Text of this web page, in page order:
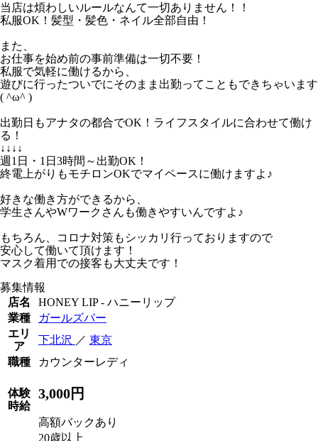
当店は煩わしいルールなんて一切ありません！！
私服OK！髪型・髪色・ネイル全部自由！
また、
お仕事を始め前の事前準備は一切不要！
私服で気軽に働けるから、
遊びに行ったついでにそのまま出勤ってこともできちゃいます
( ^ω^ )
出勤日もアナタの都合でOK！ライフスタイルに合わせて働け
る！
↓↓↓↓
週1日・1日3時間～出勤OK！
終電上がりもモチロンOKでマイペースに働けますよ♪
好きな働き方ができるから、
学生さんやWワークさんも働きやすいんですよ♪
もちろん、コロナ対策もシッカリ行っておりますので
安心して働いて頂けます！
マスク着用での接客も大丈夫です！
募集情報
店名
HONEY LIP - ハニーリップ
業種
ガールズバー
エリ
ア
下北沢 ／ 東京
職種
カウンターレディ
体験
時給
3,000円
高額バックあり
20歳以上